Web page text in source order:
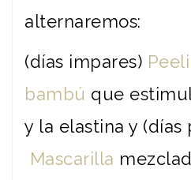
alternaremos:
(días impares)
bambú que
y la elastina y (días
Mascarilla